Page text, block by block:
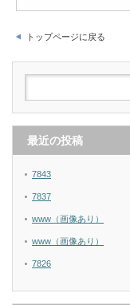
トップページに戻る
最近の投稿
7843
7837
www（画像あり）
www（画像あり）
7826